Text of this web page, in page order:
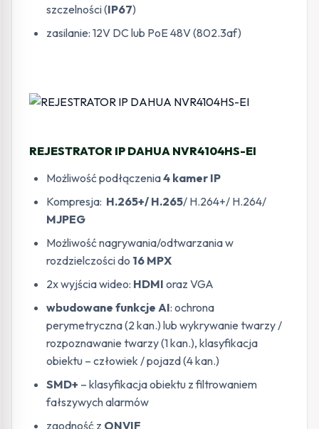
szczelności (IP67)
zasilanie: 12V DC lub PoE 48V (802.3af)
REJESTRATOR IP DAHUA NVR4104HS-EI
Możliwość podłączenia4 kamer IP
Kompresja: H.265+/ H.265/ H.264+/ H.264/
MJPEG
Możliwość nagrywania/odtwarzania w
rozdzielczości do 16 MPX
2x wyjścia wideo: HDMI oraz VGA
wbudowane funkcje AI: ochrona
perymetryczna (2 kan.) lub wykrywanie twarzy /
rozpoznawanie twarzy (1 kan.), klasyfikacja
obiektu – człowiek / pojazd (4 kan.)
SMD+ – klasyfikacja obiektu z filtrowaniem
fałszywych alarmów
zgodność z ONVIF